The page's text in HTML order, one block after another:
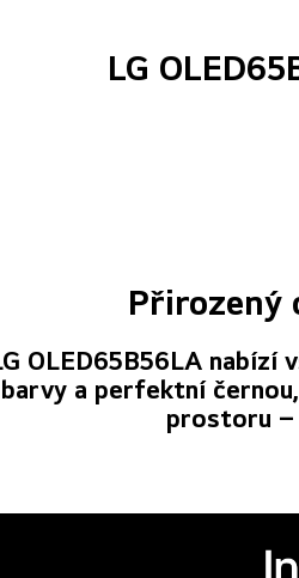
LG
Přirozený
OLED65B56LA
a perfektní
prostoru –